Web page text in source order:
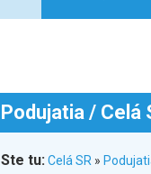
Podujatia / Celá
Ste tu:Celá SR »